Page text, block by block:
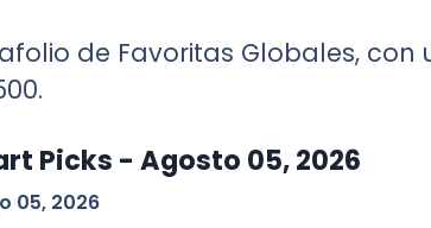
de Favoritas Globales, con
Picks - Agosto 05, 2026
05, 2026